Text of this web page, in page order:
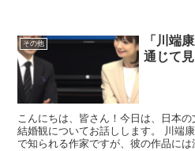
その他
「川端
通じて見
こんにちは、皆さん！今日は、日本
結婚観についてお話しします。 川端
で知られる作家ですが、彼の作品に